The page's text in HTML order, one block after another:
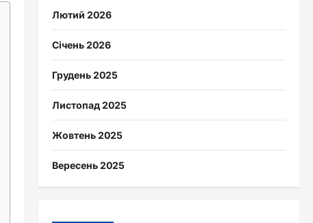
Лютий 2026
Січень 2026
Грудень 2025
Листопад 2025
Жовтень 2025
Вересень 2025